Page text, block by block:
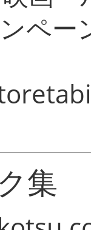
ペー
集